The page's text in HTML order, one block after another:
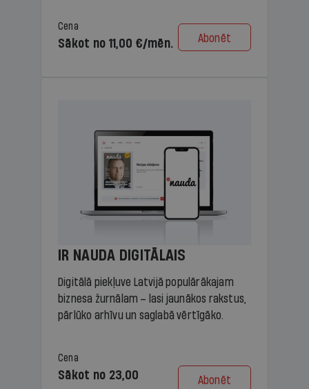
Cena
Sākot no 11,00 €/mēn. Abonēt
IR NAUDA DIGITĀLAIS
Digitālā piekļuve Latvijā populārākajam
biznesa žurnālam – lasi jaunākos rakstus,
pārlūko arhīvu un saglabā vērtīgāko.
Cena
Sākot no 23,00
Abonēt